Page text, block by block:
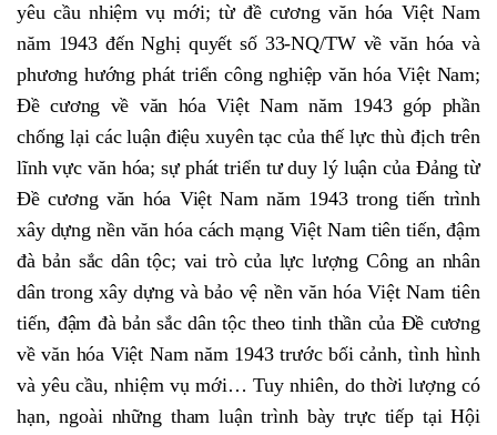
yêu cầu nhiệm vụ mới; từ đề cương văn hóa Việt Nam
năm 1943 đến Nghị quyết số 33-NQ/TW về văn hóa và
phương hướng phát triển công nghiệp văn hóa Việt Nam;
Đề cương về văn hóa Việt Nam năm 1943 góp phần
chống lại các luận điệu xuyên tạc của thế lực thù địch trên
lĩnh vực văn hóa; sự phát triển tư duy lý luận của Đảng từ
Đề cương văn hóa Việt Nam năm 1943 trong tiến trình
xây dựng nền văn hóa cách mạng Việt Nam tiên tiến, đậm
đà bản sắc dân tộc; vai trò của lực lượng Công an nhân
dân trong xây dựng và bảo vệ nền văn hóa Việt Nam tiên
tiến, đậm đà bản sắc dân tộc theo tinh thần của Đề cương
về văn hóa Việt Nam năm 1943 trước bối cảnh, tình hình
và yêu cầu, nhiệm vụ mới… Tuy nhiên, do thời lượng có
hạn, ngoài những tham luận trình bày trực tiếp tại Hội